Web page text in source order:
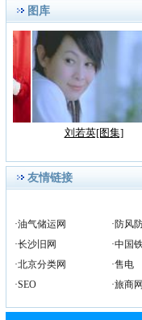
图库
刘若英[图集]
友情链接
·油气储运网 ·防风
·长沙旧网 ·中国
·北京分类网 ·售电
·SEO ·旅商网